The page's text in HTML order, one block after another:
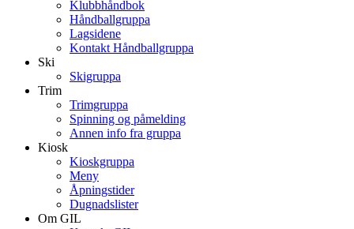
Klubbhåndbok
Håndballgruppa
Lagsidene
Kontakt Håndballgruppa
Ski
Skigruppa
Trim
Trimgruppa
Spinning og påmelding
Annen info fra gruppa
Kiosk
Kioskgruppa
Meny
Åpningstider
Dugnadslister
Om GIL